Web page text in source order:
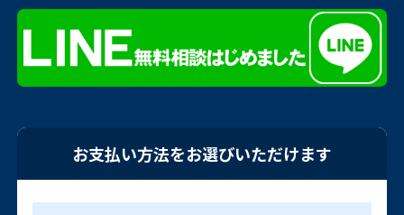
お支払い方法をお選びいただけます